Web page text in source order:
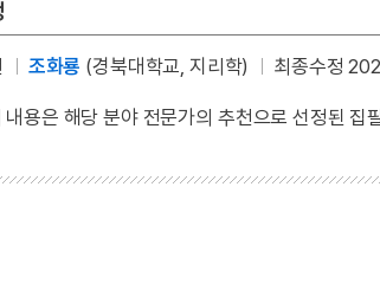
조화룡 (경북대학교, 지리학) 최종수정
내용은 해당 분야 전문가의 추천으로 선정된